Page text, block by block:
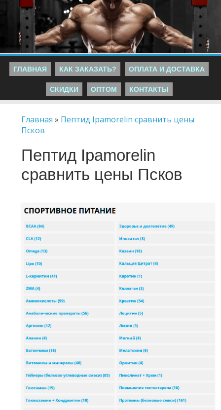
ГЛАВНАЯ КАК ЗАКАЗАТЬ? ОПЛАТА И ДОСТАВКА
СКИДКИ ОПТОМ КОНТАКТЫ
Главная » Пептид Ipamorelin сравнить цены
Псков
Пептид Ipamorelin
сравнить цены Псков